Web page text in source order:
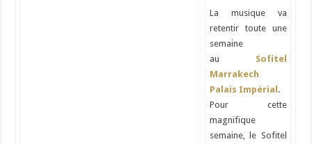
La musique va
retentir toute une
semaine
au Sofitel
Marrakech
Palais Impérial .
Pour cette
magnifique
semaine, le Sofitel